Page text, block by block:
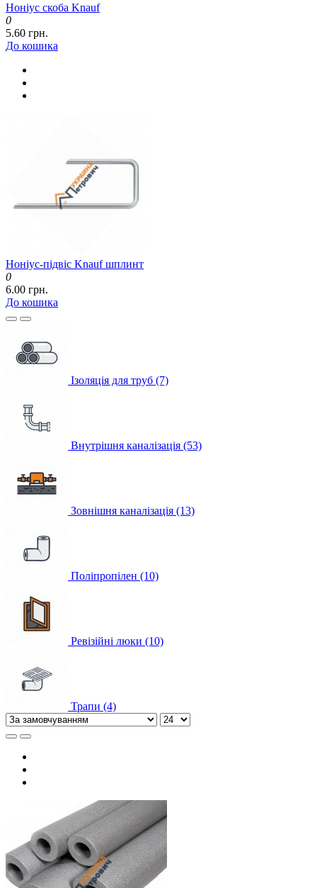
Ноніус скоба Knauf
0
5.60 грн.
До кошика
Ноніус-підвіс Knauf шплинт
0
6.00 грн.
До кошика
Ізоляція для труб (7)
Внутрішня каналізація (53)
Зовнішня каналізація (13)
Поліпропілен (10)
Ревізійні люки (10)
Трапи (4)